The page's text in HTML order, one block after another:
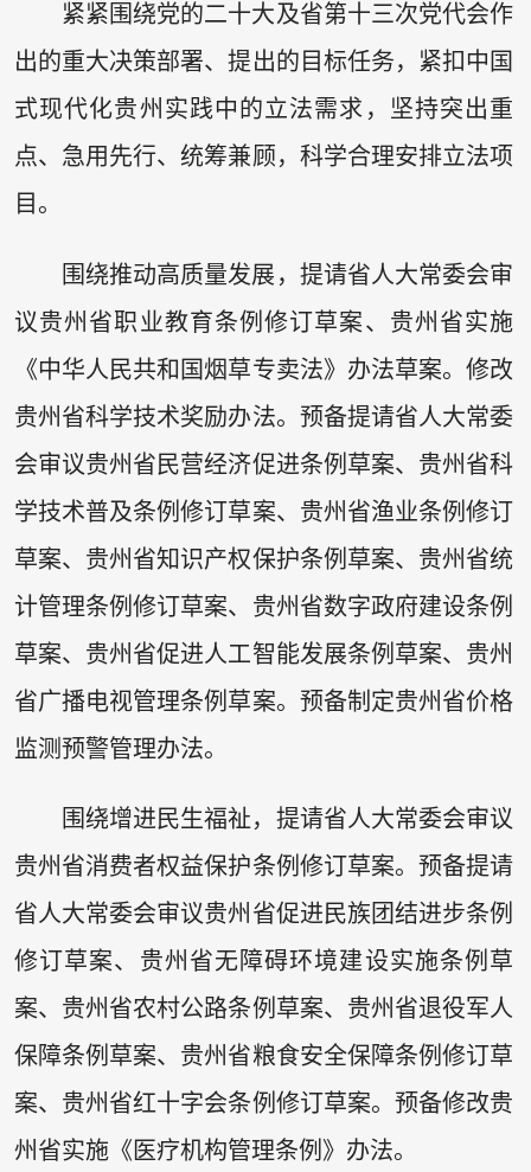
紧紧围绕党的二十大及省第十三次党代会作
出的重大决策部署、提出的目标任务，紧扣中国
式现代化贵州实践中的立法需求，坚持突出重
点、急用先行、统筹兼顾，科学合理安排立法项
目。
围绕推动高质量发展，提请省人大常委会审
议贵州省职业教育条例修订草案、贵州省实施
《中华人民共和国烟草专卖法》办法草案。修改
贵州省科学技术奖励办法。预备提请省人大常委
会审议贵州省民营经济促进条例草案、贵州省科
学技术普及条例修订草案、贵州省渔业条例修订
草案、贵州省知识产权保护条例草案、贵州省统
计管理条例修订草案、贵州省数字政府建设条例
草案、贵州省促进人工智能发展条例草案、贵州
省广播电视管理条例草案。预备制定贵州省价格
监测预警管理办法。
围绕增进民生福祉，提请省人大常委会审议
贵州省消费者权益保护条例修订草案。预备提请
省人大常委会审议贵州省促进民族团结进步条例
修订草案、贵州省无障碍环境建设实施条例草
案、贵州省农村公路条例草案、贵州省退役军人
保障条例草案、贵州省粮食安全保障条例修订草
案、贵州省红十字会条例修订草案。预备修改贵
州省实施《医疗机构管理条例》办法。